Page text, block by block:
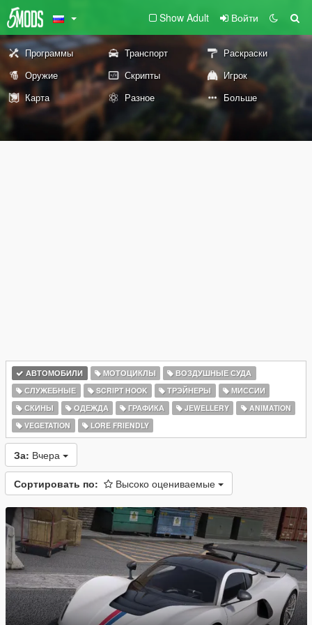
Show Adult Войти
Программы Транспорт
Раскраски
Оружие
Скрипты
Игрок
Карта
Разное Больше
АВТОМОБИЛИ МОТОЦИКЛЫ
ВОЗДУШНЫЕ СУДА
СЛУЖЕБНЫЕ
SCRIPT HOOK ТРЭЙНЕРЫ
МИССИИ
СКИНЫ
ОДЕЖДА ГРАФИКА JEWELLERY
ANIMATION
VEGETATION
LORE FRIENDLY
За: Вчера
Сортировать по: Высоко оцениваемые